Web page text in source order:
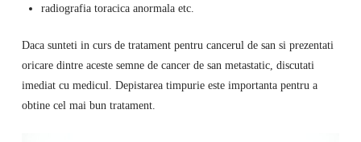
radiografia toracica anormala etc.
Daca sunteti in curs de tratament pentru cancerul de san si prezentati
oricare dintre aceste semne de cancer de san metastatic, discutati
imediat cu medicul. Depistarea timpurie este importanta pentru a
obtine cel mai bun tratament.